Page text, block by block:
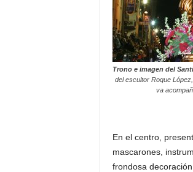
Trono e imagen del
del escultor Roque
va
En el centro,
mascarones,
frondosa